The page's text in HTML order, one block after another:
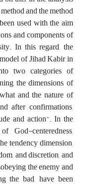
and the method
used with the aim
and components of
In this regard, the
of Jihad Kabir in
two categories of
the dimensions of
and the nature of
after confirmations,
and action". In the
God-centeredness,
tendency dimension,
and discretion, and
the enemy and
the bad, have been